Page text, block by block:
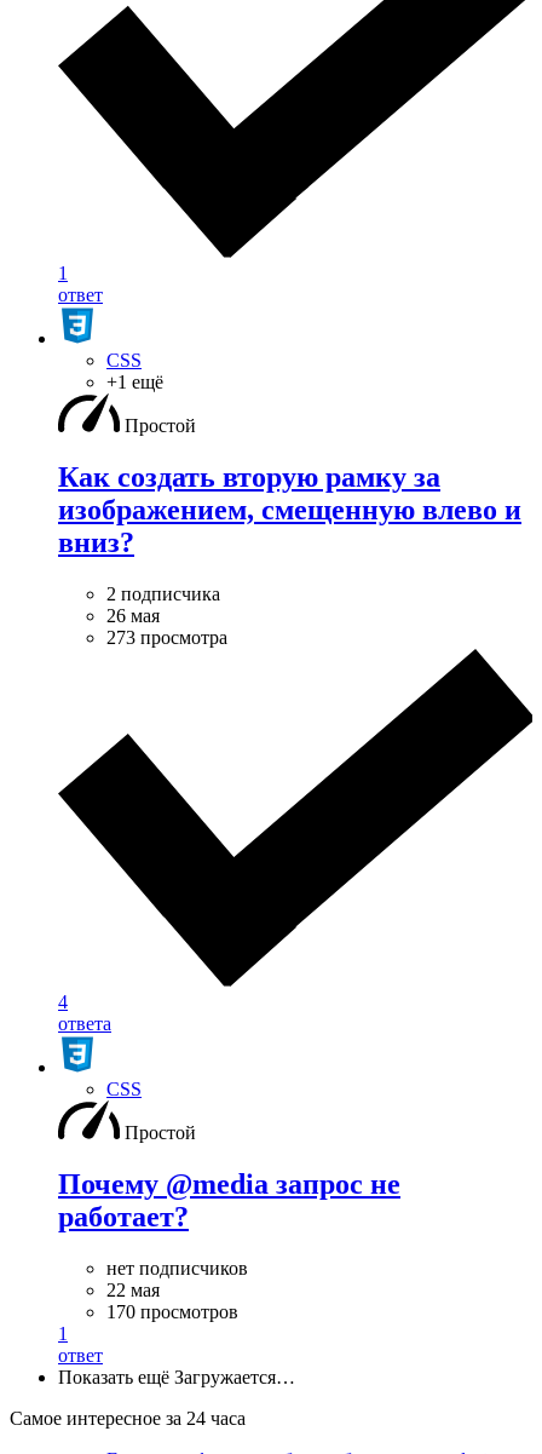
1
ответ
CSS
+1 ещё
Простой
Как создать вторую рамку за
изображением, смещенную влево и
вниз?
2 подписчика
26 мая
273 просмотра
4
ответа
CSS
Простой
Почему @media запрос не
работает?
нет подписчиков
22 мая
170 просмотров
1
ответ
Показать ещё Загружается…
Самое интересное за 24 часа